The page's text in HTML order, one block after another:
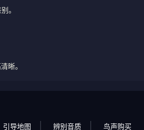
。
晰。
引导地图 辨别音质 鸟声购买